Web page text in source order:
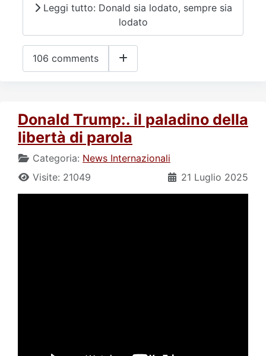
Leggi tutto: Donald sia lodato, sempre sia
lodato
106 comments
Donald Trump:. il paladino della
libertà di parola
Categoria: News Internazionali
21 Luglio 2025
Visite: 21049